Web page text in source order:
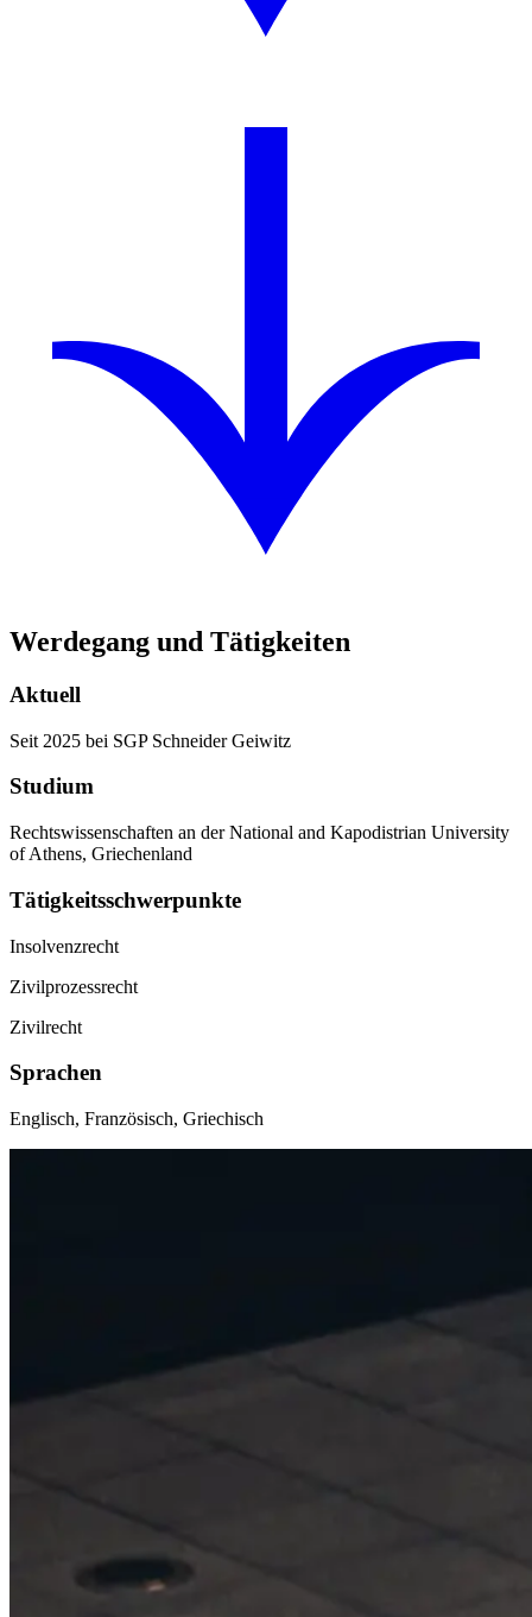
Werdegang und Tätigkeiten
Aktuell
Seit 2025 bei SGP Schneider Geiwitz
Studium
Rechtswissenschaften an der National and Kapodistrian University
of Athens, Griechenland
Tätigkeitsschwerpunkte
Insolvenzrecht
Zivilprozessrecht
Zivilrecht
Sprachen
Englisch, Französisch, Griechisch